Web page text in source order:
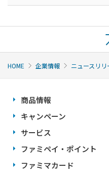
HOME 企業情報 ニュースリリ
商品情報
キャンペーン
サービス
ファミペイ・ポイント
ファミマカード